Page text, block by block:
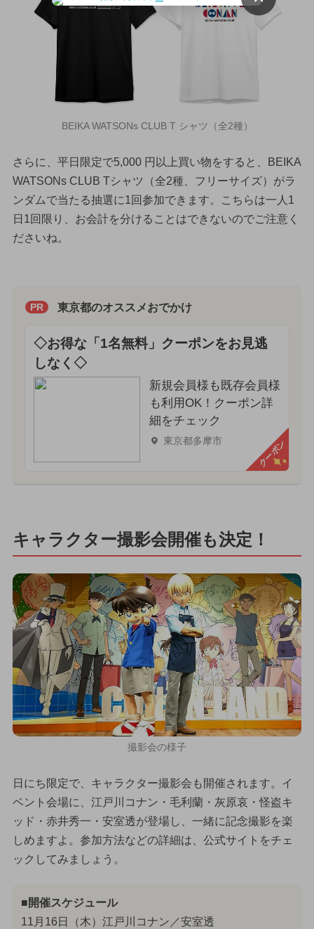
BEIKA WATSONs CLUB T シャツ（全2種）
さらに、平日限定で5,000 円以上買い物をすると、BEIKA
WATSONs CLUB Tシャツ（全2種、フリーサイズ）がラ
ンダムで当たる抽選に1回参加できます。こちらは一人1
日1回限り、お会計を分けることはできないのでご注意く
ださいね。
PR 東京都のオススメおでかけ
◇お得な「1名無料」クーポンをお見逃
しなく◇
新規会員様も既存会員様
も利用OK！クーポン詳
細をチェック
東京都多摩市 クーポン
キャラクター撮影会開催も決定！
撮影会の様子
日にち限定で、キャラクター撮影会も開催されます。イ
ベント会場に、江戸川コナン・毛利蘭・灰原哀・怪盗キ
ッド・赤井秀一・安室透が登場し、一緒に記念撮影を楽
しめますよ。参加方法などの詳細は、公式サイトをチェ
ックしてみましょう。
■開催スケジュール
11月16日（木）江戸川コナン／安室透